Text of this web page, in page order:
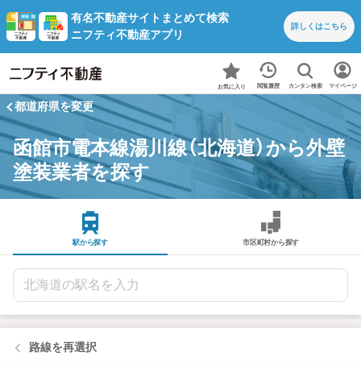
有名不動産サイトまとめて検索
ニフティ不動産アプリ
詳しくはこちら
お気に入り 閲覧履歴 カンタン検索 マイページ
都道府県を変更
函館市電本線湯川線（北海道）から外壁
塗装業者を探す
駅から探す 市区町村から探す
路線を再選択